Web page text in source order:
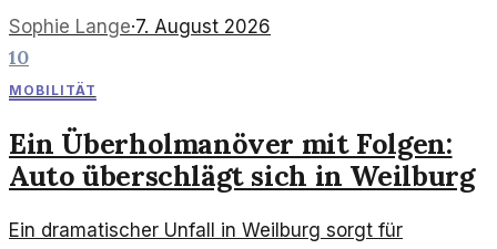
Sophie Lange·7. August 2026
10
MOBILITÄT
Ein Überholmanöver mit Folgen:
Auto überschlägt sich in Weilburg
Ein dramatischer Unfall in Weilburg sorgt für